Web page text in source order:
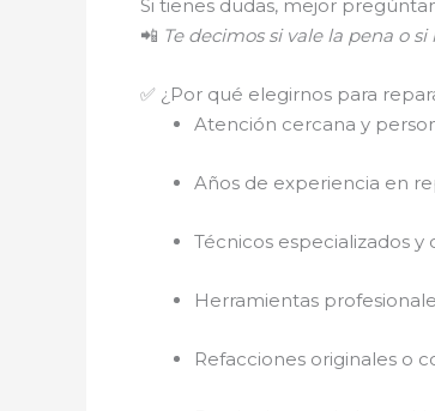
Si tienes dudas, mejor
📲 Te decimos si vale la pena o
✅ ¿Por qué elegirnos para
Atención cercana y
Años de experiencia en
Técnicos especializados y
Herramientas
Refacciones originales o